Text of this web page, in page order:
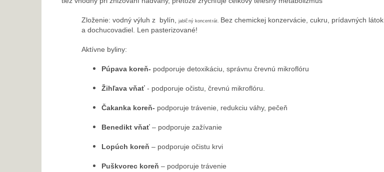
Zloženie: vodný výluh z bylín, jablčný koncentrát. Bez chemickej konzervácie, cukru, prídavných látok
a dochucovadiel. Len pasterizované!
Aktívne byliny:
Púpava koreň- podporuje detoxikáciu, správnu črevnú mikroflóru
Žihľava vňať - podporuje očistu, črevnú mikroflóru.
Čakanka koreň- podporuje trávenie, redukciu váhy, pečeň
Benedikt vňať – podporuje zažívanie
Lopúch koreň – podporuje očistu krvi
Puškvorec koreň – podporuje trávenie